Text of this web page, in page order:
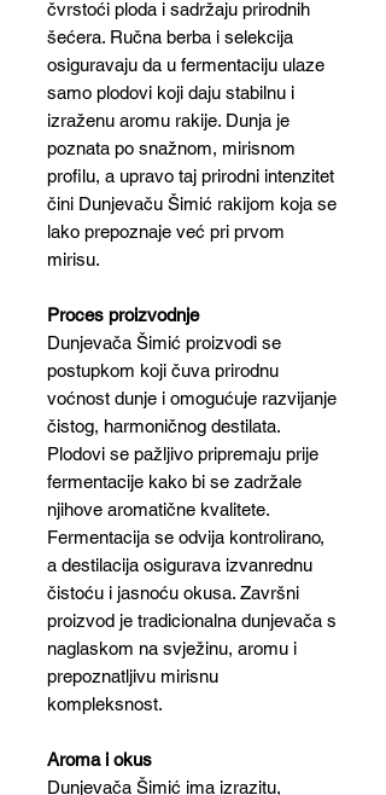
čvrstoći ploda i sadržaju prirodnih
šećera. Ručna berba i selekcija
osiguravaju da u fermentaciju ulaze
samo plodovi koji daju stabilnu i
izraženu aromu rakije. Dunja je
poznata po snažnom, mirisnom
profilu, a upravo taj prirodni intenzitet
čini Dunjevaču Šimić rakijom koja se
lako prepoznaje već pri prvom
mirisu.
Proces proizvodnje
Dunjevača Šimić proizvodi se
postupkom koji čuva prirodnu
voćnost dunje i omogućuje razvijanje
čistog, harmoničnog destilata.
Plodovi se pažljivo pripremaju prije
fermentacije kako bi se zadržale
njihove aromatične kvalitete.
Fermentacija se odvija kontrolirano,
a destilacija osigurava izvanrednu
čistoću i jasnoću okusa. Završni
proizvod je tradicionalna dunjevača s
naglaskom na svježinu, aromu i
prepoznatljivu mirisnu
kompleksnost.
Aroma i okus
Dunjevača Šimić ima izrazitu,